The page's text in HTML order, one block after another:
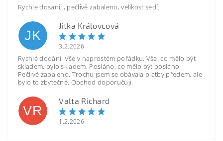
Rychle dosani, , pečlivě zabaleno, velikost sedí.
JK
Jitka Královcová
3.2.2026
Rychlé dodání. Vše v naprostém pořádku. Vše, co mělo být
skladem, bylo skladem. Posláno, co mělo být posláno.
Pečlivě zabaleno. Trochu jsem se obávala platby předem, ale
bylo to zbytečné. Obchod doporučuji.
VR
Valta Richard
1.2.2026